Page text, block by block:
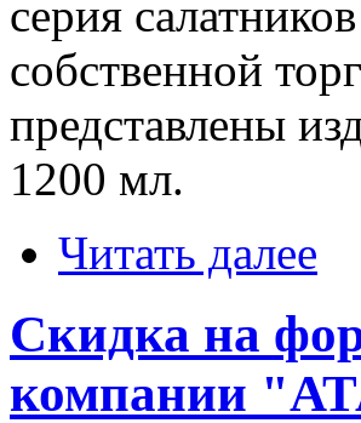
серия
собственной
представлены
1200 мл.
Читать далее
Скидка на
компании